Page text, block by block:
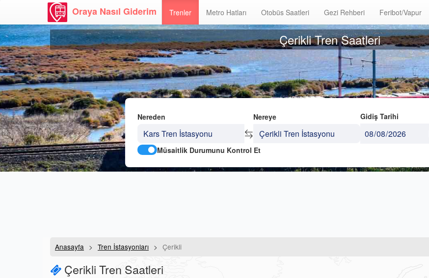
Oraya Nasıl Giderim Trenler Metro Hatları Otobüs Saatleri Gezi Rehberi Feribot/Vapur
Çerikli Tren Saatleri
Nereden Nereye
Gidiş Tarihi
Müsaitlik Durumunu Kontrol Et
Anasayfa Tren İstasyonları Çerikli
Çerikli Tren Saatleri